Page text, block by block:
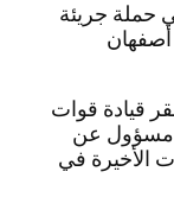
حملة جريئة
قيادة قوات
مسؤول عن
الأخيرة في